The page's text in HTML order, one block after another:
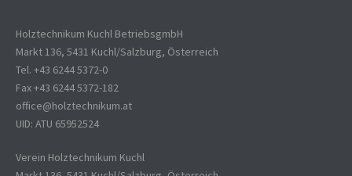
Holztechnikum Kuchl BetriebsgmbH
Markt 136, 5431 Kuchl/Salzburg, Österreich
Tel. +43 6244 5372-0
Fax +43 6244 5372-182
office@holztechnikum.at
UID: ATU 65952524
Verein Holztechnikum Kuchl